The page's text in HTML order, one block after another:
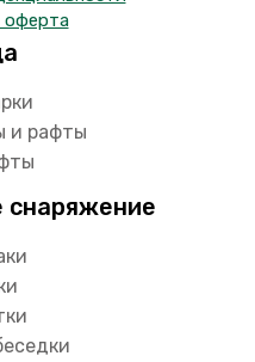
оферта
и рафты
снаряжение